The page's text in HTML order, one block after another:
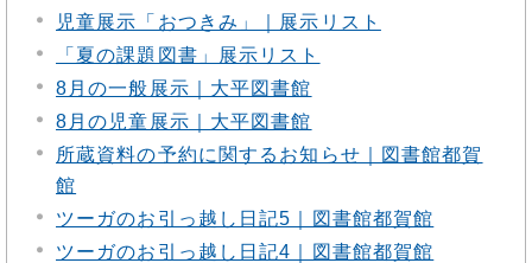
児童展示「おつきみ」｜展示リスト
「夏の課題図書」展示リスト
8月の一般展示｜大平図書館
8月の児童展示｜大平図書館
所蔵資料の予約に関するお知らせ｜図書館都賀
館
ツーガのお引っ越し日記5｜図書館都賀館
ツーガのお引っ越し日記4｜図書館都賀館